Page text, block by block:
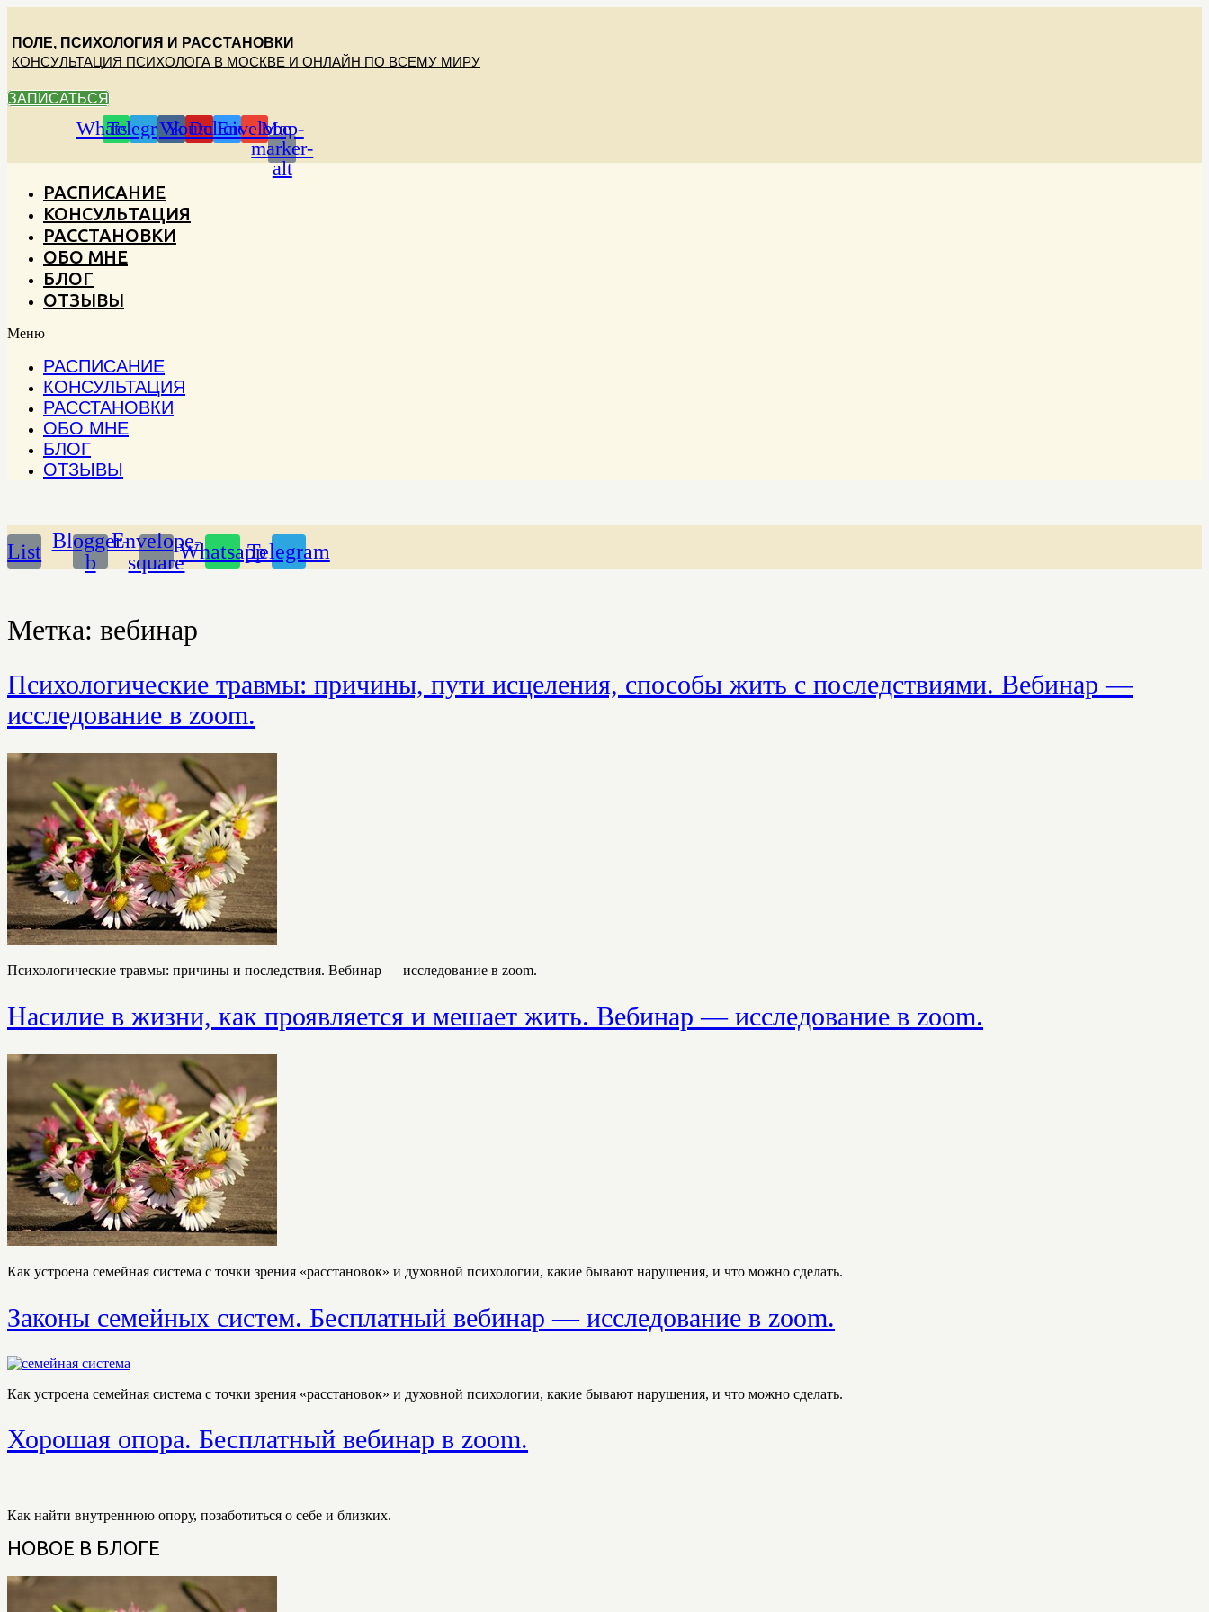
содержимому
ПОЛЕ, ПСИХОЛОГИЯ И РАССТАНОВКИ
КОНСУЛЬТАЦИЯ ПСИХОЛОГА В МОСКВЕ И ОНЛАЙН ПО ВСЕМУ МИРУ
ЗАПИСАТЬСЯ
Whatsapp
Telegram
Vk
Youtube
Delicious
Envelope
Map-
marker-
alt
РАСПИСАНИЕ
КОНСУЛЬТАЦИЯ
РАССТАНОВКИ
ОБО МНЕ
БЛОГ
ОТЗЫВЫ
Меню
РАСПИСАНИЕ
КОНСУЛЬТАЦИЯ
РАССТАНОВКИ
ОБО МНЕ
БЛОГ
ОТЗЫВЫ
List Blogger-
b
Envelope-
squareWhatsappTelegram
Метка: вебинар
Психологические травмы: причины, пути исцеления, способы жить с последствиями. Вебинар —
исследование в zoom.
Психологические травмы: причины и последствия. Вебинар — исследование в zoom.
Насилие в жизни, как проявляется и мешает жить. Вебинар — исследование в zoom.
Как устроена семейная система с точки зрения «расстановок» и духовной психологии, какие бывают нарушения, и что можно сделать.
Законы семейных систем. Бесплатный вебинар — исследование в zoom.
Как устроена семейная система с точки зрения «расстановок» и духовной психологии, какие бывают нарушения, и что можно сделать.
Хорошая опора. Бесплатный вебинар в zoom.
Как найти внутреннюю опору, позаботиться о себе и близких.
НОВОЕ В БЛОГЕ